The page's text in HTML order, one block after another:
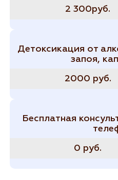
2 300руб.
Детоксикация от
запоя,
2000 руб.
Бесплатная
0 руб.